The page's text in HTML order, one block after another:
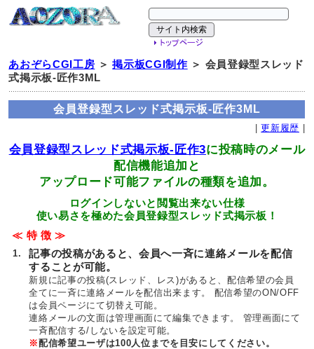
あおぞらCGI工房 ＞掲示板CGI制作 ＞ 会員登録型スレッド
式掲示板-匠作3ML
会員登録型スレッド式掲示板-匠作3ML
|更新履歴
会員登録型スレッド式掲示板-匠作3に投稿時のメール
配信機能追加と
アップロード可能ファイルの種類を追加。
ログインしないと閲覧出来ない仕様
使い易さを極めた会員登録型スレッド式掲示板！
≪ 特 徴 ≫
1.
記事の投稿があると、会員へ一斉に連絡メールを配信
することが可能。
新規に記事の投稿(スレッド、レス)があると、配信希望の会員
全てに一斉に連絡メールを配信出来ます。 配信希望のON/OFF
は会員ページにて切替え可能。
連絡メールの文面は管理画面にて編集できます。 管理画面にて
一斉配信する/しないを設定可能。
※配信希望ユーザは100人位までを目安にしてください。